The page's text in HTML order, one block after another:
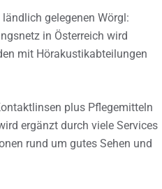
gelegenen Wörgl:
in Österreich wird
mit Hörakustikabteilungen
plus Pflegemitteln
ergänzt durch viele Services
rund um gutes Sehen und